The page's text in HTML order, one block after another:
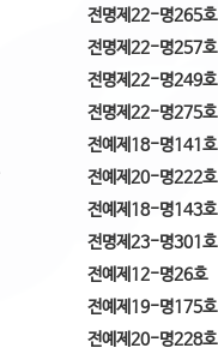
전명제22-명265호
전명제22-명257호
전명제22-명249호
전명제22-명275호
전예제18-명141호
전예제20-명222호
전예제18-명143호
전명제23-명301호
전예제12-명26호
전예제19-명175호
전예제20-명228호